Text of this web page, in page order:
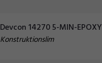
Devcon 14270 5-MIN-EPOXY
Konstruktionslim